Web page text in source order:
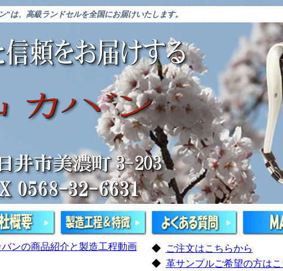
”は、高級ランドセルを全国にお届けいたします。
ンの商品紹介と製造工程動画 ◆
ご注文はこちらから
◆ 革サンプルご希望の方は